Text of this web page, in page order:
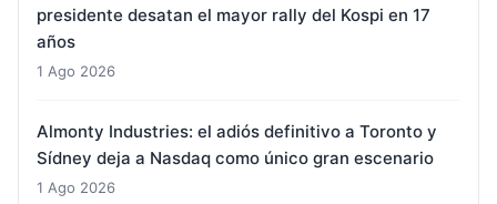
presidente desatan el mayor rally del Kospi en 17
años
1 Ago 2026
Almonty Industries: el adiós definitivo a Toronto y
Sídney deja a Nasdaq como único gran escenario
1 Ago 2026